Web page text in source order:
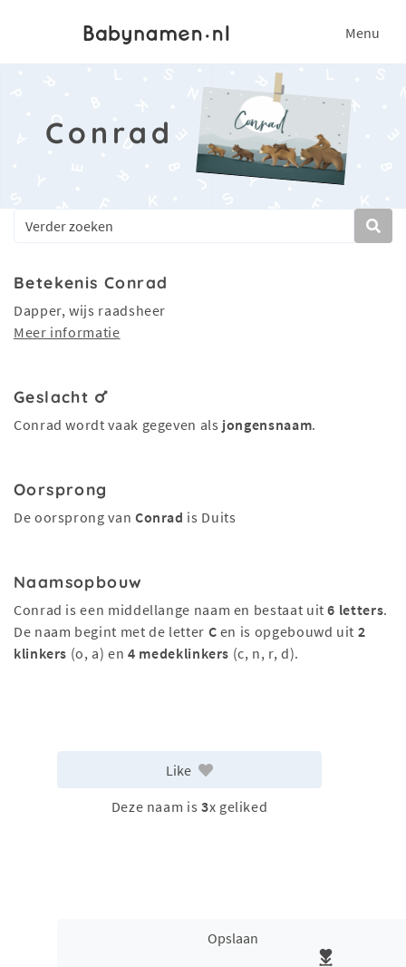
Menu
Conrad
Betekenis Conrad
Dapper, wijs raadsheer
Meer informatie
Geslacht
Conrad wordt vaak gegeven als jongensnaam.
Oorsprong
De oorsprong van Conrad is Duits
Naamsopbouw
Conrad is een middellange naam en bestaat uit6 letters.
De naam begint met de letter C en is opgebouwd uit 2
klinkers (o, a) en4 medeklinkers (c, n, r, d).
Like
Deze naam is 3x geliked
Opslaan